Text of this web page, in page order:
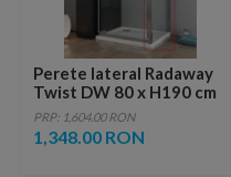
Perete lateral Radaway
Twist DW 80 x H190 cm
PRP: 1,604.00 RON
1,348.00 RON